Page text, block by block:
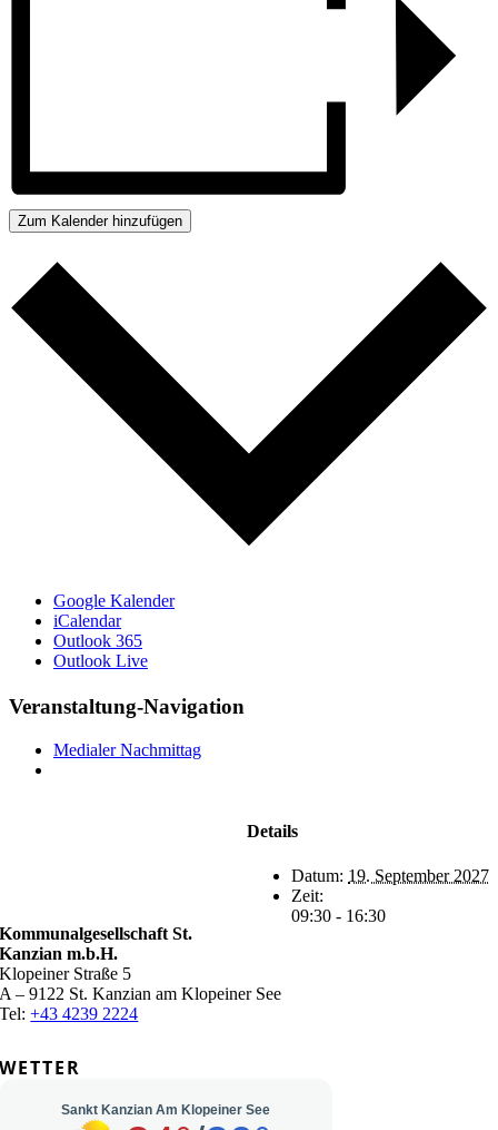
Zum Kalender hinzufügen
Google Kalender
iCalendar
Outlook 365
Outlook Live
Veranstaltung-Navigation
Medialer Nachmittag
Details
Datum: 19. September 2027
Zeit:
09:30 - 16:30
Kommunalgesellschaft St.
Kanzian m.b.H.
Klopeiner Straße 5
A – 9122 St. Kanzian am Klopeiner See
Tel:+43 4239 2224
WETTER